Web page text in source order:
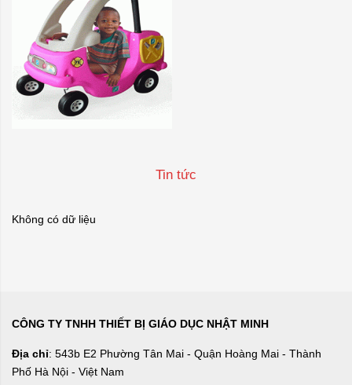
Tin tức
Không có dữ liệu
CÔNG TY TNHH THIẾT BỊ GIÁO DỤC NHẬT MINH
Địa chỉ: 543b E2 Phường Tân Mai - Quận Hoàng Mai - Thành
Phố Hà Nội - Việt Nam